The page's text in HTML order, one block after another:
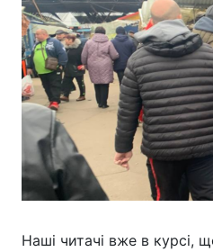
Наші читачі вже в курсі,